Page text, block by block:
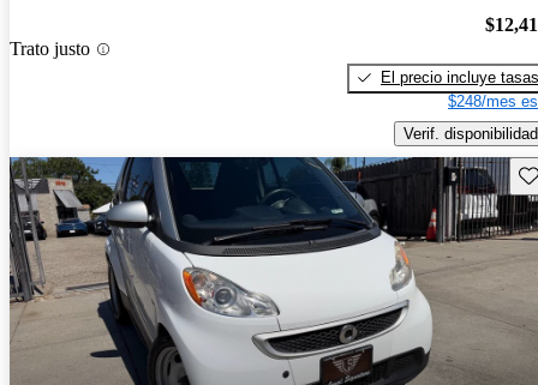
Trato justo
El precio incluye tasas
$248/mes
Verif. disponibilidad